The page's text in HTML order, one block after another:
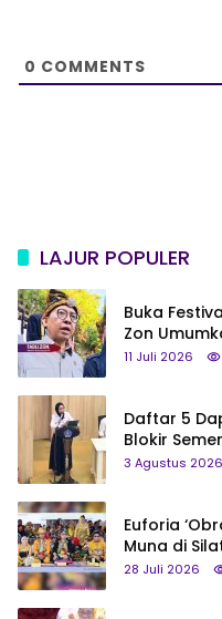
0 COMMENTS
LAJUR POPULER
Buka
Zon
Status Jadi
11 Juli 2026
Daftar 5
Blokir
3 Agustus 2026
Euforia
Muna di
Saya Bukan
28 Juli 2026